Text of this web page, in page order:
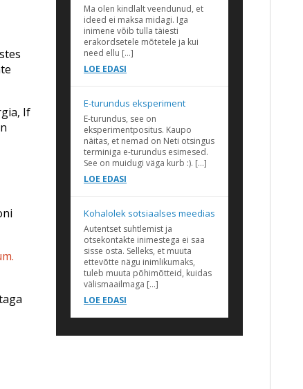
If
Ma olen kindlalt veendunud, et
ideed ei maksa midagi. Iga
inimene võib tulla täiesti
erakordsetele mõtetele ja kui
need ellu […]
LOE EDASI
E-turundus eksperiment
E-turundus, see on
eksperimentpositus. Kaupo
näitas, et nemad on Neti otsingus
terminiga e-turundus esimesed.
See on muidugi väga kurb :). […]
LOE EDASI
Kohalolek sotsiaalses meedias
Autentset suhtlemist ja
otsekontakte inimestega ei saa
sisse osta. Selleks, et muuta
ettevõtte nägu inimlikumaks,
tuleb muuta põhimõtteid, kuidas
välismaailmaga […]
LOE EDASI